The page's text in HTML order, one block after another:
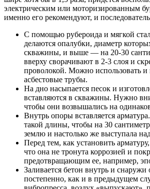
электрическим или моторизированным
именно его рекомендуют, и
С помощью рубероида и мягкой
делаются опалубки, диаметр
скважины, и выше — на 20-30
вверху сворачивают в 2-3 слоя и
проволокой. Можно использовать и
асбестовые трубы.
На дно насыпается песок и
вставляются в скважины. Нужно
чтобы они возвышались на
Внутрь опоры вставляется
такой длины, чтобы на 30
землю и настолько же выступала
Перед тем, как установить
что она не тронута коррозией и
предотвращающим ее, например,
Заливается бетон внутрь и
постепенно, как и в предыдущем